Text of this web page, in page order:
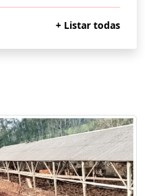
+ Listar todas